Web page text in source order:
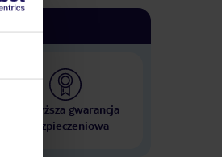
Najwyższa gwarancja
ubezpieczeniowa